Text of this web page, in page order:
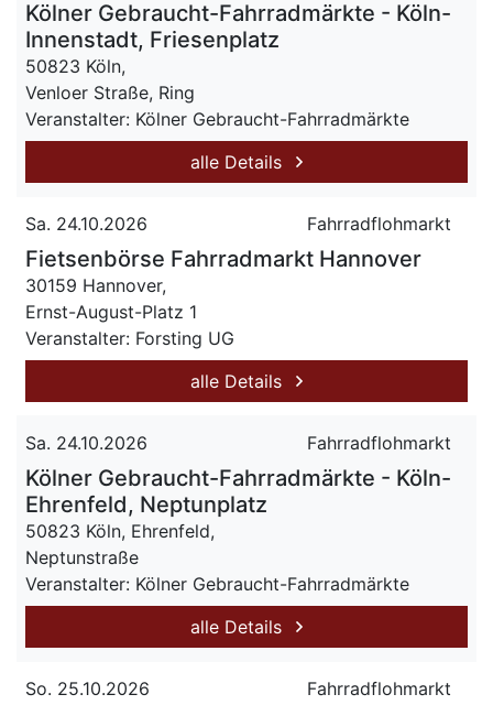
Kölner Gebraucht-Fahrradmärkte - Köln-
Innenstadt, Friesenplatz
50823 Köln,
Venloer Straße, Ring
Veranstalter: Kölner Gebraucht-Fahrradmärkte
alle Details
Sa. 24.10.2026 Fahrradflohmarkt
Fietsenbörse Fahrradmarkt Hannover
30159 Hannover,
Ernst-August-Platz 1
Veranstalter: Forsting UG
alle Details
Sa. 24.10.2026 Fahrradflohmarkt
Kölner Gebraucht-Fahrradmärkte - Köln-
Ehrenfeld, Neptunplatz
50823 Köln, Ehrenfeld,
Neptunstraße
Veranstalter: Kölner Gebraucht-Fahrradmärkte
alle Details
So. 25.10.2026 Fahrradflohmarkt